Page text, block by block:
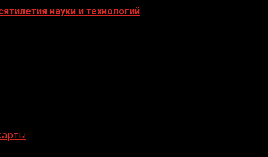
науки и технологий